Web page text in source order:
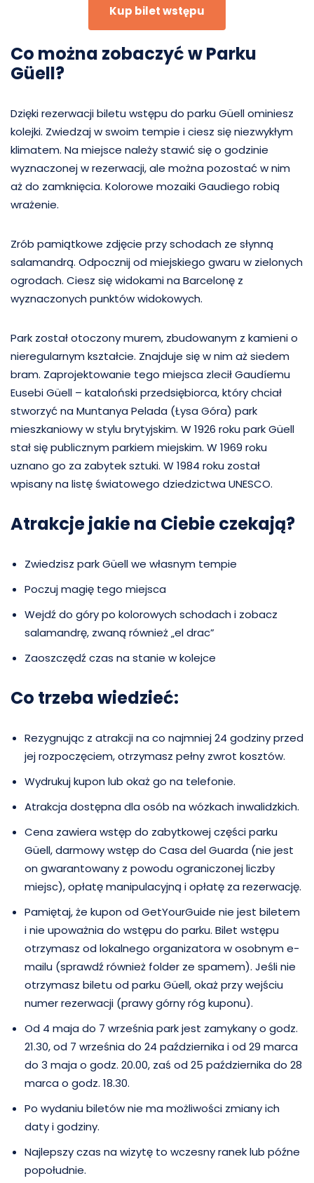
Kup bilet wstępu
Co można zobaczyć w Parku
Güell?
Dzięki rezerwacji biletu wstępu do parku Güell ominiesz
kolejki. Zwiedzaj w swoim tempie i ciesz się niezwykłym
klimatem. Na miejsce należy stawić się o godzinie
wyznaczonej w rezerwacji, ale można pozostać w nim
aż do zamknięcia. Kolorowe mozaiki Gaudiego robią
wrażenie.
Zrób pamiątkowe zdjęcie przy schodach ze słynną
salamandrą. Odpocznij od miejskiego gwaru w zielonych
ogrodach. Ciesz się widokami na Barcelonę z
wyznaczonych punktów widokowych.
Park został otoczony murem, zbudowanym z kamieni o
nieregularnym kształcie. Znajduje się w nim aż siedem
bram. Zaprojektowanie tego miejsca zlecił Gaudíemu
Eusebi Güell – kataloński przedsiębiorca, który chciał
stworzyć na Muntanya Pelada (Łysa Góra) park
mieszkaniowy w stylu brytyjskim. W 1926 roku park Güell
stał się publicznym parkiem miejskim. W 1969 roku
uznano go za zabytek sztuki. W 1984 roku został
wpisany na listę światowego dziedzictwa UNESCO.
Atrakcje jakie na Ciebie czekają?
Zwiedzisz park Güell we własnym tempie
Poczuj magię tego miejsca
Wejdź do góry po kolorowych schodach i zobacz
salamandrę, zwaną również „el drac”
Zaoszczędź czas na stanie w kolejce
Co trzeba wiedzieć:
Rezygnując z atrakcji na co najmniej 24 godziny przed
jej rozpoczęciem, otrzymasz pełny zwrot kosztów.
Wydrukuj kupon lub okaż go na telefonie.
Atrakcja dostępna dla osób na wózkach inwalidzkich.
Cena zawiera wstęp do zabytkowej części parku
Güell, darmowy wstęp do Casa del Guarda (nie jest
on gwarantowany z powodu ograniczonej liczby
miejsc), opłatę manipulacyjną i opłatę za rezerwację.
Pamiętaj, że kupon od GetYourGuide nie jest biletem
i nie upoważnia do wstępu do parku. Bilet wstępu
otrzymasz od lokalnego organizatora w osobnym e-
mailu (sprawdź również folder ze spamem). Jeśli nie
otrzymasz biletu od parku Güell, okaż przy wejściu
numer rezerwacji (prawy górny róg kuponu).
Od 4 maja do 7 września park jest zamykany o godz.
21.30, od 7 września do 24 października i od 29 marca
do 3 maja o godz. 20.00, zaś od 25 października do 28
marca o godz. 18.30.
Po wydaniu biletów nie ma możliwości zmiany ich
daty i godziny.
Najlepszy czas na wizytę to wczesny ranek lub późne
popołudnie.